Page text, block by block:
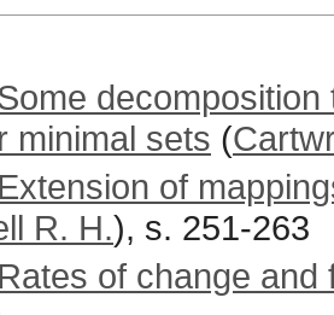
minimal sets (
Extension of
R. H.), s. 251-263
Rates of change and